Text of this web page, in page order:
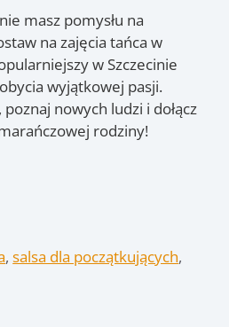
masz pomysłu na
na zajęcia tańca w
w Szczecinie
wyjątkowej pasji.
nowych ludzi i dołącz
rodziny!
,salsa dla początkujących,